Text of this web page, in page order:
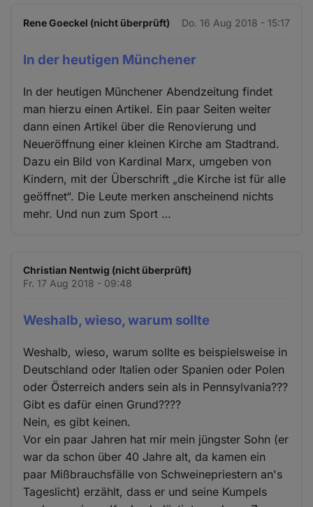
Rene Goeckel (nicht überprüft) Do. 16 Aug 2018 - 15:17
In der heutigen Münchener
In der heutigen Münchener Abendzeitung findet
man hierzu einen Artikel. Ein paar Seiten weiter
dann einen Artikel über die Renovierung und
Neueröffnung einer kleinen Kirche am Stadtrand.
Dazu ein Bild von Kardinal Marx, umgeben von
Kindern, mit der Überschrift „die Kirche ist für alle
geöffnet“. Die Leute merken anscheinend nichts
mehr. Und nun zum Sport …
Christian Nentwig (nicht überprüft)
Fr. 17 Aug 2018 - 09:48
Weshalb, wieso, warum sollte
Weshalb, wieso, warum sollte es beispielsweise in
Deutschland oder Italien oder Spanien oder Polen
oder Österreich anders sein als in Pennsylvania???
Gibt es dafür einen Grund????
Nein, es gibt keinen.
Vor ein paar Jahren hat mir mein jüngster Sohn (er
war da schon über 40 Jahre alt, da kamen ein
paar Mißbrauchsfälle von Schweinepriestern an's
Tageslicht) erzählt, dass er und seine Kumpels